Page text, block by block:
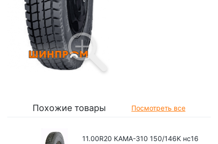
Похожие товары Посмотреть все
11.00R20 КАМА-310 150/146K нс16